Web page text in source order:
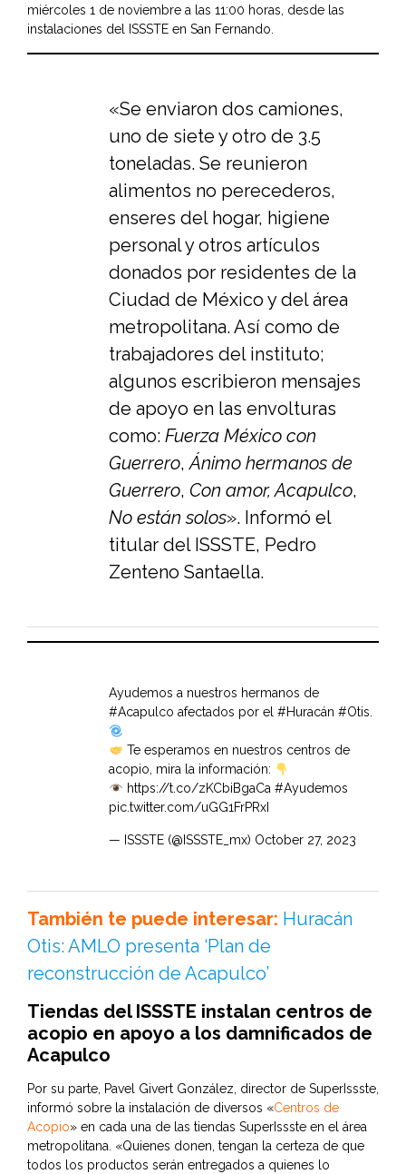
miércoles 1 de noviembre a las 11:00 horas, desde las
instalaciones del ISSSTE en San Fernando.
«Se enviaron dos camiones,
uno de siete y otro de 3.5
toneladas. Se reunieron
alimentos no perecederos,
enseres del hogar, higiene
personal y otros artículos
donados por residentes de la
Ciudad de México y del área
metropolitana. Así como de
trabajadores del instituto;
algunos escribieron mensajes
de apoyo en las envolturas
como: Fuerza México con
Guerrero,Ánimo hermanos de
Guerrero, Con amor, Acapulco,
No están solos». Informó el
titular del ISSSTE, Pedro
Zenteno Santaella.
Ayudemos a nuestros hermanos de
#Acapulco afectados por el #Huracán #Otis.
Te esperamos en nuestros centros de
acopio, mira la información:
https://t.co/zKCbiBgaCa #Ayudemos
pic.twitter.com/uGG1FrPRxI
— ISSSTE (@ISSSTE_mx) October 27, 2023
También te puede interesar: Huracán
Otis: AMLO presenta ‘Plan de
reconstrucción de Acapulco’
Tiendas del ISSSTE instalan centros de
acopio en apoyo a los damnificados de
Acapulco
Por su parte, Pavel Givert González, director de SuperIssste,
informó sobre la instalación de diversos «Centros de
Acopio» en cada una de las tiendas SuperIssste en el área
metropolitana. «Quienes donen, tengan la certeza de que
todos los productos serán entregados a quienes lo